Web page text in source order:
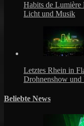
Habits de Lumière
Licht und Musik
Letztes Rhein in
Drohnenshow und
Beliebte News